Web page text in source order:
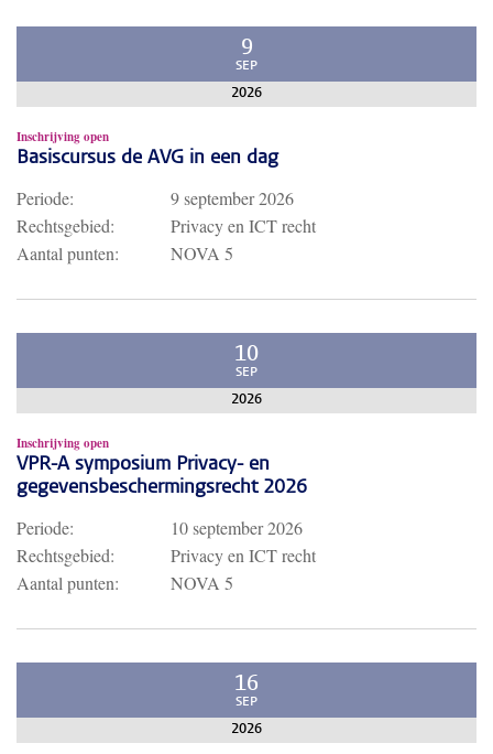
9
SEP
2026
Inschrijving open
Basiscursus de AVG in een dag
Periode:
9 september 2026
Rechtsgebied:
Privacy en ICT recht
Aantal punten:
NOVA 5
10
SEP
2026
Inschrijving open
VPR-A symposium Privacy- en
gegevensbeschermingsrecht 2026
Periode:
10 september 2026
Rechtsgebied:
Privacy en ICT recht
Aantal punten:
NOVA 5
16
SEP
2026